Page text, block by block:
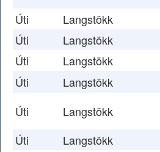
Úti
Langstökk
Úti
Langstökk
Úti
Langstökk
Úti
Langstökk
Úti
Langstökk
Úti
Langstökk